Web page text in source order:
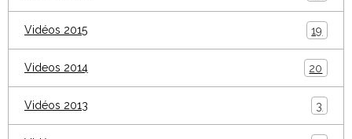
Vidéos 2015 19
Videos 2014 20
Vidéos 2013 3